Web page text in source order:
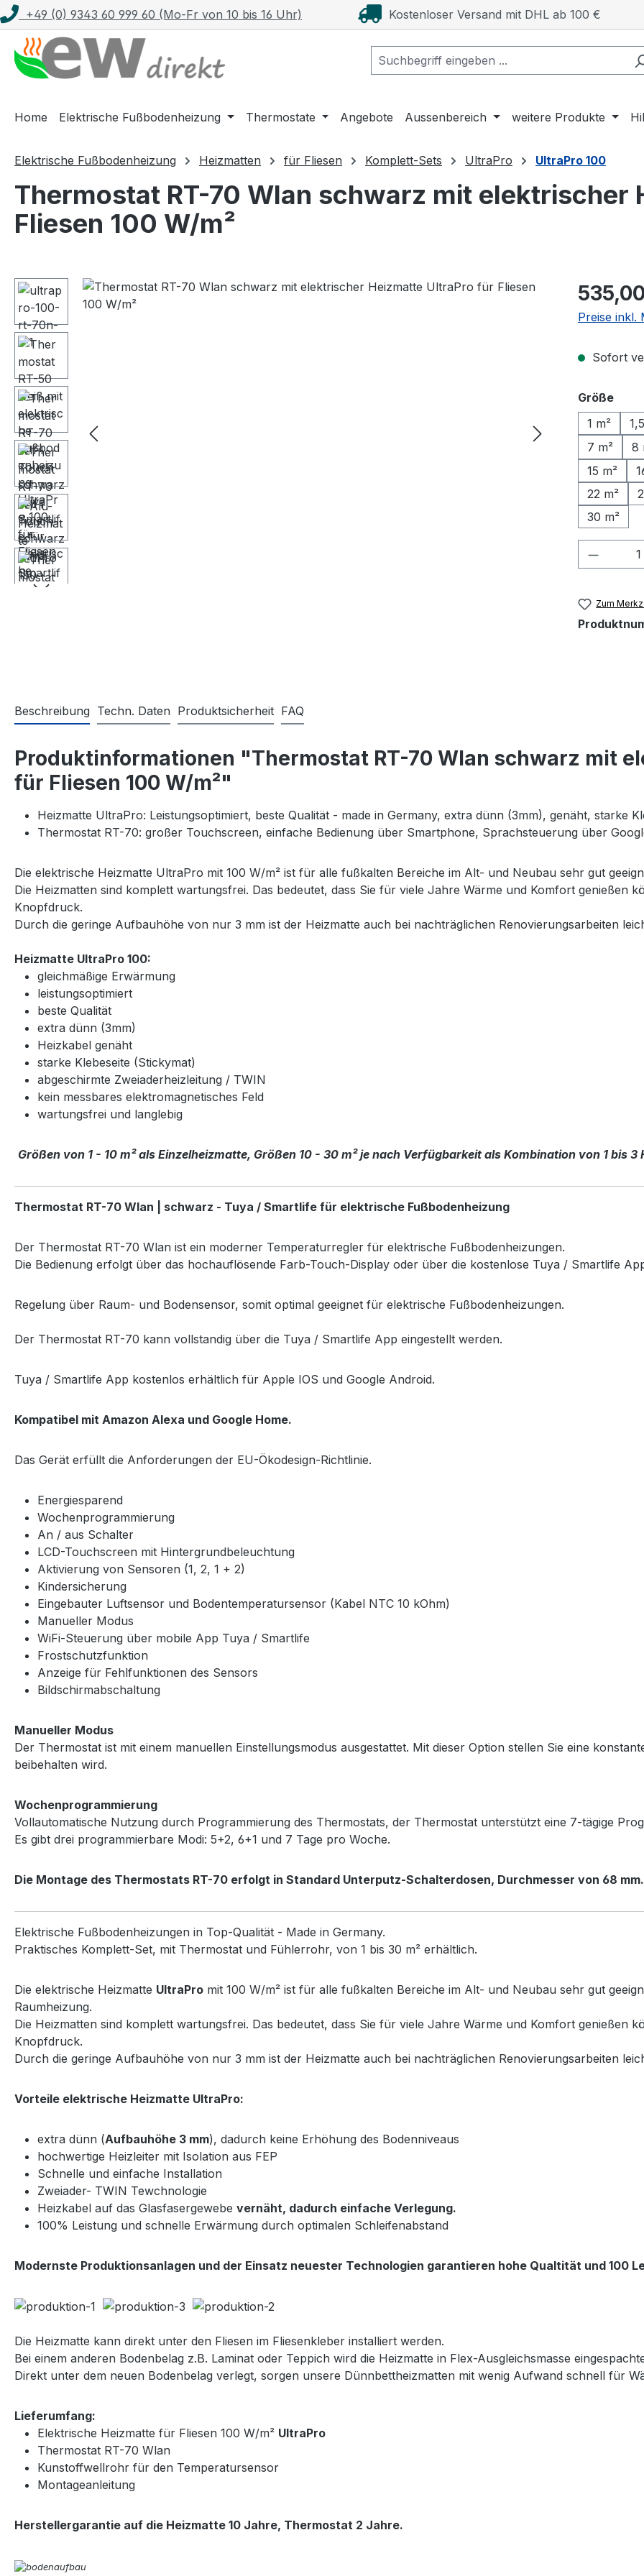
Hauptinhalt springen
Zur Suche springen
Zur Hauptnavigation springen
+49 (0) 9343 60 999 60 (Mo-Fr von 10 bis 16 Uhr) Kostenloser Versand mit DHL ab 100 €
Home Elektrische Fußbodenheizung Thermostate Angebote Aussenbereich weitere Produkte
Elektrische Fußbodenheizung Heizmatten für Fliesen Komplett-Sets UltraPro UltraPro 100
Thermostat RT-70 Wlan schwarz mit elektrischer
Fliesen 100 W/m²
Bildergalerie überspringen Regulärer
Preise inkl.
Sofort
Größe
1 m²
7 m²
8
15 m²
22 m²
30 m²
Zum
Beschreibung Techn. Daten Produktsicherheit FAQ
Produktinformationen "Thermostat RT-70 Wlan schwarz mit
für Fliesen 100 W/m²"
Heizmatte UltraPro: Leistungsoptimiert, beste Qualität - made in Germany, extra dünn (3mm), genäht, starke
Thermostat RT-70: großer Touchscreen, einfache Bedienung über Smartphone, Sprachsteuerung über
Die elektrische Heizmatte UltraPro mit 100 W/m² ist für alle fußkalten Bereiche im Alt- und Neubau sehr gut
Die Heizmatten sind komplett wartungsfrei. Das bedeutet, dass Sie für viele Jahre Wärme und Komfort genießen
Knopfdruck.
Durch die geringe Aufbauhöhe von nur 3 mm ist der Heizmatte auch bei nachträglichen Renovierungsarbeiten
Heizmatte UltraPro 100:
gleichmäßige Erwärmung
leistungsoptimiert
beste Qualität
extra dünn (3mm)
Heizkabel genäht
starke Klebeseite (Stickymat)
abgeschirmte Zweiaderheizleitung / TWIN
kein messbares elektromagnetisches Feld
wartungsfrei und langlebig
Größen von 1 - 10 m² als Einzelheizmatte, Größen 10 - 30 m² je nach Verfügbarkeit als Kombination von 1 bis 3
Thermostat RT-70 Wlan | schwarz - Tuya / Smartlife für elektrische Fußbodenheizung
Der Thermostat RT-70 Wlan ist ein moderner Temperaturregler für elektrische Fußbodenheizungen.
Die Bedienung erfolgt über das hochauflösende Farb-Touch-Display oder über die kostenlose Tuya / Smartlife
Regelung über Raum- und Bodensensor, somit optimal geeignet für elektrische Fußbodenheizungen.
Der Thermostat RT-70 kann vollstandig über die Tuya / Smartlife App eingestellt werden.
Tuya / Smartlife App kostenlos erhältlich für Apple IOS und Google Android.
Kompatibel mit Amazon Alexa und Google Home.
Das Gerät erfüllt die Anforderungen der EU-Ökodesign-Richtlinie.
Energiesparend
Wochenprogrammierung
An / aus Schalter
LCD-Touchscreen mit Hintergrundbeleuchtung
Aktivierung von Sensoren (1, 2, 1 + 2)
Kindersicherung
Eingebauter Luftsensor und Bodentemperatursensor (Kabel NTC 10 kOhm)
Manueller Modus
WiFi-Steuerung über mobile App Tuya / Smartlife
Frostschutzfunktion
Anzeige für Fehlfunktionen des Sensors
Bildschirmabschaltung
Manueller Modus
Der Thermostat ist mit einem manuellen Einstellungsmodus ausgestattet. Mit dieser Option stellen Sie eine
beibehalten wird.
Wochenprogrammierung
Vollautomatische Nutzung durch Programmierung des Thermostats, der Thermostat unterstützt eine 7-tägige
Es gibt drei programmierbare Modi: 5+2, 6+1 und 7 Tage pro Woche.
Die Montage des Thermostats RT-70 erfolgt in Standard Unterputz-Schalterdosen, Durchmesser von 68 mm.
Elektrische Fußbodenheizungen in Top-Qualität - Made in Germany.
Praktisches Komplett-Set, mit Thermostat und Fühlerrohr, von 1 bis 30 m² erhältlich.
Die elektrische Heizmatte UltraPro mit 100 W/m² ist für alle fußkalten Bereiche im Alt- und Neubau sehr gut
Raumheizung.
Die Heizmatten sind komplett wartungsfrei. Das bedeutet, dass Sie für viele Jahre Wärme und Komfort genießen
Knopfdruck.
Durch die geringe Aufbauhöhe von nur 3 mm ist der Heizmatte auch bei nachträglichen Renovierungsarbeiten
Vorteile elektrische Heizmatte UltraPro:
extra dünn (Aufbauhöhe 3 mm), dadurch keine Erhöhung des Bodenniveaus
hochwertige Heizleiter mit Isolation aus FEP
Schnelle und einfache Installation
Zweiader- TWIN Tewchnologie
Heizkabel auf das Glasfasergewebe vernäht, dadurch einfache Verlegung.
100% Leistung und schnelle Erwärmung durch optimalen Schleifenabstand
Modernste Produktionsanlagen und der Einsatz neuester Technologien garantieren hohe Qualtität und 100
Die Heizmatte kann direkt unter den Fliesen im Fliesenkleber installiert werden.
Bei einem anderen Bodenbelag z.B. Laminat oder Teppich wird die Heizmatte in Flex-Ausgleichsmasse
Direkt unter dem neuen Bodenbelag verlegt, sorgen unsere Dünnbettheizmatten mit wenig Aufwand schnell für
Lieferumfang:
Elektrische Heizmatte für Fliesen 100 W/m² UltraPro
Thermostat RT-70 Wlan
Kunstoffwellrohr für den Temperatursensor
Montageanleitung
Herstellergarantie auf die Heizmatte 10 Jahre, Thermostat 2 Jahre.